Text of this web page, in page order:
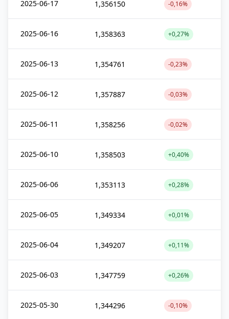
2025-06-17 1,356150 -0,16%
2025-06-16 1,358363 +0,27%
2025-06-13 1,354761 -0,23%
2025-06-12 1,357887 -0,03%
2025-06-11 1,358256 -0,02%
2025-06-10 1,358503 +0,40%
2025-06-06 1,353113 +0,28%
2025-06-05 1,349334 +0,01%
2025-06-04 1,349207 +0,11%
2025-06-03 1,347759 +0,26%
2025-05-30 1,344296 -0,10%